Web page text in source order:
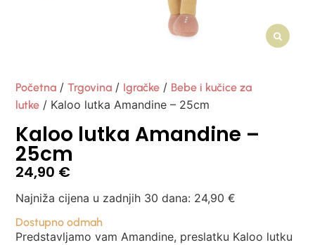
Početna /Trgovina / Igračke / Bebe i kučice za
lutke / Kaloo lutka Amandine – 25cm
Kaloo lutka Amandine –
25cm
24,90 €
Najniža cijena u zadnjih 30 dana: 24,90€
Dostupno odmah
Predstavljamo vam Amandine, preslatku Kaloo lutku